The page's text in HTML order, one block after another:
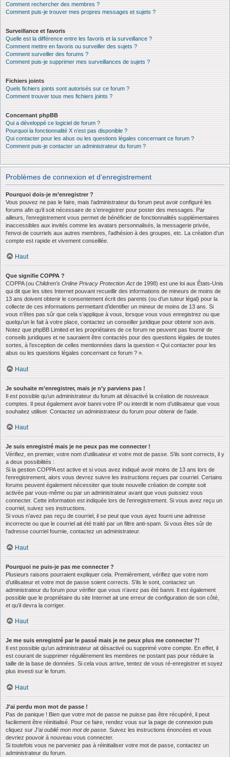
Comment rechercher des membres ?
Comment puis-je trouver mes propres messages et sujets ?
Surveillance et favoris
Quelle est la différence entre les favoris et la surveillance ?
Comment mettre en favoris ou surveiller des sujets ?
Comment surveiller des forums ?
Comment puis-je supprimer mes surveillances de sujets ?
Fichiers joints
Quels fichiers joints sont autorisés sur ce forum ?
Comment trouver tous mes fichiers joints ?
Concernant phpBB
Qui a développé ce logiciel de forum ?
Pourquoi la fonctionnalité X n’est pas disponible ?
Qui contacter pour les abus ou les questions légales concernant ce forum ?
Comment puis-je contacter un administrateur du forum ?
Problèmes de connexion et d’enregistrement
Pourquoi dois-je m’enregistrer ?
Vous pouvez ne pas le faire, mais l’administrateur du forum peut avoir configuré les
forums afin qu’il soit nécessaire de s’enregistrer pour poster des messages. Par
ailleurs, l’enregistrement vous permet de bénéficier de fonctionnalités supplémentaires
inaccessibles aux invités comme les avatars personnalisés, la messagerie privée,
l’envoi de courriels aux autres membres, l’adhésion à des groupes, etc. La création d’un
compte est rapide et vivement conseillée.
Haut
Que signifie COPPA ?
COPPA (ou Children’s Online Privacy Protection Actde 1998) est une loi aux États-Unis
qui dit que les sites Internet pouvant recueillir des informations de mineurs de moins de
13 ans doivent obtenir le consentement écrit des parents (ou d’un tuteur légal) pour la
collecte de ces informations permettant d’identifier un mineur de moins de 13 ans. Si
vous n’êtes pas sûr que cela s’applique à vous, lorsque vous vous enregistrez ou que
quelqu’un le fait à votre place, contactez un conseiller juridique pour obtenir son avis.
Notez que phpBB Limited et les propriétaires de ce forum ne peuvent pas fournir de
conseils juridiques et ne sauraient être contactés pour des questions légales de toutes
sortes, à l’exception de celles mentionnées dans la question « Qui contacter pour les
abus ou les questions légales concernant ce forum ? ».
Haut
Je souhaite m’enregistrer, mais je n’y parviens pas !
Il est possible qu’un administrateur du forum ait désactivé la création de nouveaux
comptes. Il peut également avoir banni votre IP ou interdit le nom d’utilisateur que vous
souhaitez utiliser. Contactez un administrateur du forum pour obtenir de l’aide.
Haut
Je suis enregistré mais je ne peux pas me connecter !
Vérifiez, en premier, votre nom d’utilisateur et votre mot de passe. S’ils sont corrects, il y
a deux possibilités :
Si la gestion COPPA est active et si vous avez indiqué avoir moins de 13 ans lors de
l’enregistrement, alors vous devrez suivre les instructions reçues par courriel. Certains
forums peuvent également nécessiter que toute nouvelle création de compte soit
activée par vous-même ou par un administrateur avant que vous puissiez vous
connecter. Cette information est indiquée lors de l’enregistrement. Si vous avez reçu un
courriel, suivez ses instructions.
Si vous n’avez pas reçu de courriel, il se peut que vous ayez fourni une adresse
incorrecte ou que le courriel ait été traité par un filtre anti-spam. Si vous êtes sûr de
l’adresse courriel fournie, contactez un administrateur.
Haut
Pourquoi ne puis-je pas me connecter ?
Plusieurs raisons pourraient expliquer cela. Premièrement, vérifiez que votre nom
d’utilisateur et votre mot de passe soient corrects. S’ils le sont, contactez un
administrateur du forum pour vérifier que vous n’avez pas été banni. Il est également
possible que le propriétaire du site Internet ait une erreur de configuration de son côté,
et qu’il devra la corriger.
Haut
Je me suis enregistré par le passé mais je ne peux plus me connecter ?!
Il est possible qu’un administrateur ait désactivé ou supprimé votre compte. En effet, il
est courant de supprimer régulièrement les membres ne postant pas pour réduire la
taille de la base de données. Si cela vous arrive, tentez de vous ré-enregistrer et soyez
plus investi sur le forum.
Haut
J’ai perdu mon mot de passe !
Pas de panique ! Bien que votre mot de passe ne puisse pas être récupéré, il peut
facilement être réinitialisé. Pour ce faire, rendez vous sur la page de connexion puis
cliquez sur J’ai oublié mon mot de passe . Suivez les instructions énoncées et vous
devriez pouvoir à nouveau vous connecter.
Si toutefois vous ne parveniez pas à réinitialiser votre mot de passe, contactez un
administrateur du forum.